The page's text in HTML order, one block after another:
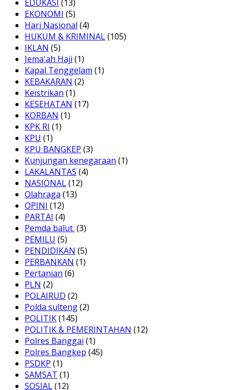
EDUKASI (13)
EKONOMI (5)
Hari Nasional (4)
HUKUM & KRIMINAL(105)
IKLAN (5)
Jema'ah Haji (1)
Kapal Tenggelam (1)
KEBAKARAN (2)
Keistrikan (1)
KESEHATAN (17)
KORBAN (1)
KPK RI (1)
KPU (1)
KPU BANGKEP (3)
Kunjungan kenegaraan (1)
LAKALANTAS (4)
NASIONAL(12)
Olahraga (13)
OPINI (12)
PARTAI (4)
Pemda balut. (3)
PEMILU (5)
PENDIDIKAN (5)
PERBANKAN (1)
Pertanian (6)
PLN (2)
POLAIRUD (2)
Polda sulteng(2)
POLITIK(145)
POLITIK & PEMERINTAHAN (12)
Polres Banggai (1)
Polres Bangkep (45)
PSDKP (1)
SAMSAT (1)
SOSIAL(12)